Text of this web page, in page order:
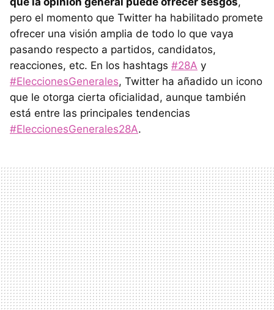
pero el momento que Twitter ha habilitado promete
ofrecer una visión amplia de todo lo que vaya
pasando respecto a partidos, candidatos,
reacciones, etc. En los hashtags #28A y
#EleccionesGenerales, Twitter ha añadido un icono
que le otorga cierta oficialidad, aunque también
está entre las principales tendencias
#EleccionesGenerales28A.